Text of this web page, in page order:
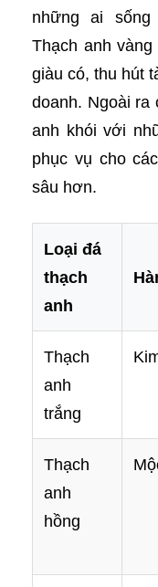
những ai sống
Thạch anh
giàu có, thu hút
doanh. Ngoài ra
anh khói với
phục vụ cho
sâu hơn.
Loại đá
thạch
anh
Thạch
anh
trắng
Thạch
anh
hồng